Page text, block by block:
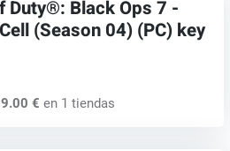
Duty®: Black Ops 7 -
(Season 04) (PC) key
€ en 1 tiendas